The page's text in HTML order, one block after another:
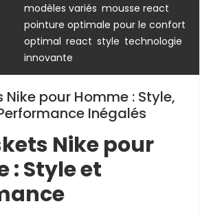
modèles variés mousse react
pointure optimale pour le confort
optimal react style technologie
innovante
Nike pour Homme : Style,
Inégalés
Nike pour
: Style et